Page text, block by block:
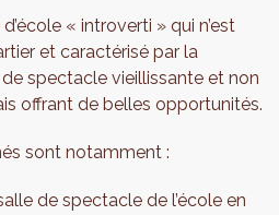
« introverti » qui n’est
et caractérisé par la
de spectacle vieillissante et non
offrant de belles opportunités.
sont notamment :
de spectacle de l’école en